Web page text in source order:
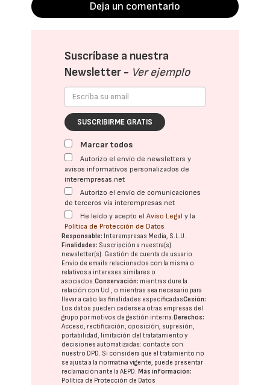
Deja un comentario
Suscríbase a nuestra
Newsletter - Ver ejemplo
SUSCRIBIRME GRATIS
Marcar todos
Autorizo el envío de newsletters y
avisos informativos personalizados de
interempresas.net
Autorizo el envío de comunicaciones
de terceros vía interempresas.net
He leído y acepto elAviso Legal y la
Política de Protección de Datos
Responsable: Interempresas Media, S.L.U.
Finalidades: Suscripción a nuestra(s)
newsletter(s). Gestión de cuenta de usuario.
Envío de emails relacionados con la misma o
relativos a intereses similares o
asociados.Conservación: mientras dure la
relación con Ud., o mientras sea necesario para
llevar a cabo las finalidades especificadasCesión:
Los datos pueden cederse a otras empresas del
grupo por motivos de gestión interna.Derechos:
Acceso, rectificación, oposición, supresión,
portabilidad, limitación del tratatamiento y
decisiones automatizadas: contacte con
nuestro DPD. Si considera que el tratamiento no
se ajusta a la normativa vigente, puede presentar
reclamación ante laAEPD.Más información:
Política de Protección de Datos